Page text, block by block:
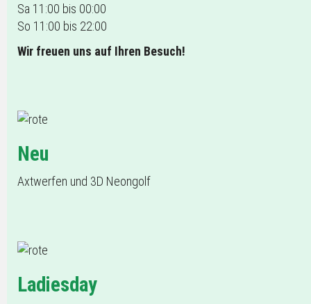
Sa 11:00 bis 00:00
So 11:00 bis 22:00
Wir freuen uns auf Ihren Besuch!
Neu
Axtwerfen und 3D Neongolf
Ladiesday